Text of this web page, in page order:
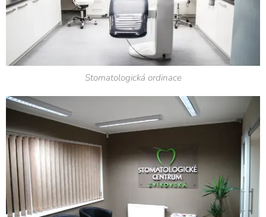
Stomatologická ordinace